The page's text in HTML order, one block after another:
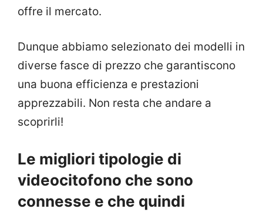
offre il mercato.
Dunque abbiamo selezionato dei modelli in
diverse fasce di prezzo che garantiscono
una buona efficienza e prestazioni
apprezzabili. Non resta che andare a
scoprirli!
Le migliori tipologie di
videocitofono che sono
connesse e che quindi